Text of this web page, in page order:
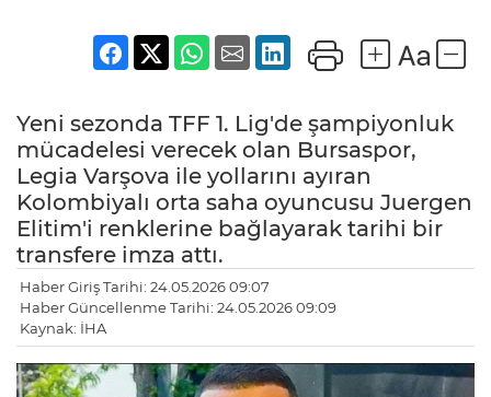
Yeni sezonda TFF 1. Lig'de şampiyonluk
mücadelesi verecek olan Bursaspor,
Legia Varşova ile yollarını ayıran
Kolombiyalı orta saha oyuncusu Juergen
Elitim'i renklerine bağlayarak tarihi bir
transfere imza attı.
Haber Giriş Tarihi: 24.05.2026 09:07
Haber Güncellenme Tarihi: 24.05.2026 09:09
Kaynak: İHA